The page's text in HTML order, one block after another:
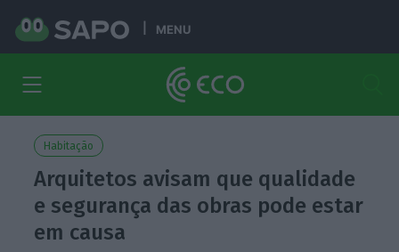
MENU
Habitação
Arquitetos avisam que qualidade
e segurança das obras pode estar
em causa